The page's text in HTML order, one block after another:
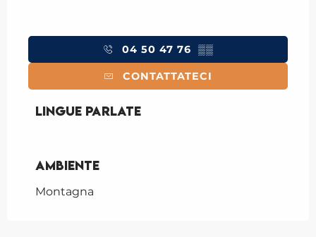
04 50 47 76 ▒▒
CONTATTATECI
Lingue parlate
Lingue parlate
Ambiente
Ambiente
Montagna